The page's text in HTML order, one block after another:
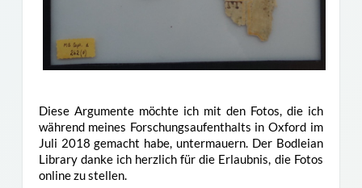
Diese Argumente möchte ich mit den Fotos, die ich
während meines Forschungsaufenthalts in Oxford im
Juli 2018 gemacht habe, untermauern. Der Bodleian
Library danke ich herzlich für die Erlaubnis, die Fotos
online zu stellen.